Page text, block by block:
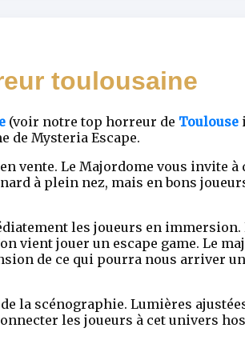
toulousaine
(voir notre top horreur de Toulouse
de Mysteria Escape.
vente. Le Majordome vous invite à
à plein nez, mais en bons
les joueurs en
vient jouer un escape game. Le
de ce qui pourra nous arriver
la scénographie. Lumières
les joueurs à cet univers